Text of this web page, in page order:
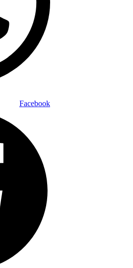
Facebook